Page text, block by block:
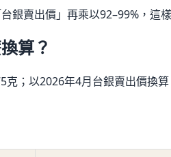
銀賣出價」再乘以92–99%，這
算？
；以2026年4月台銀賣出價換